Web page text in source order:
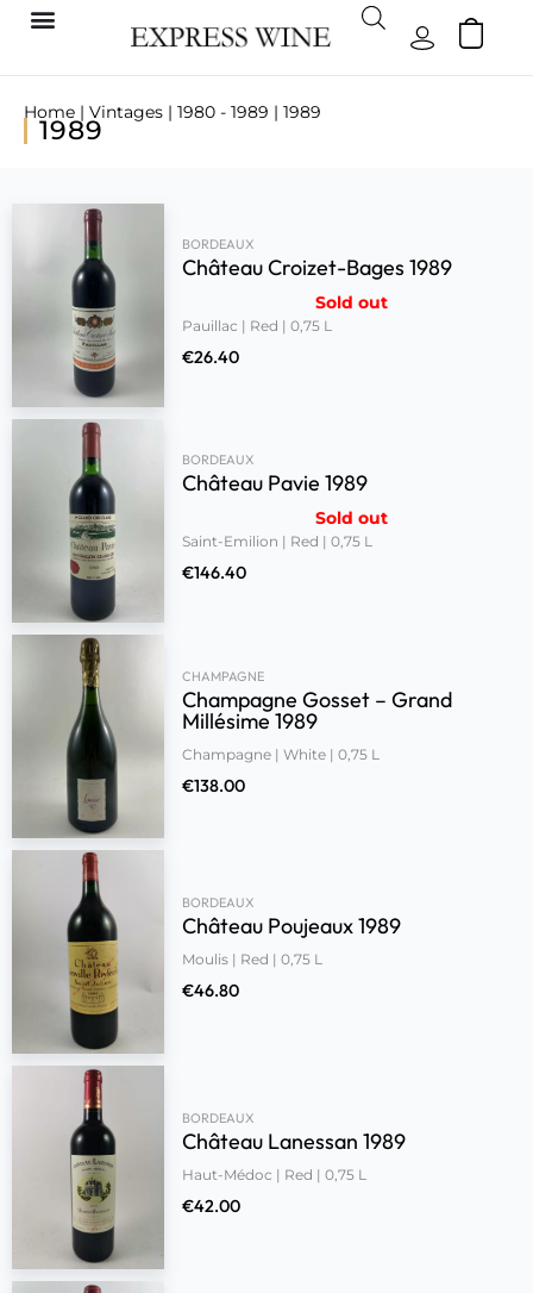
Home | Vintages | 1980 - 1989 | 1989
1989
BORDEAUX
Château Croizet-Bages 1989
Sold out
Pauillac | Red | 0,75 L
€26.40
BORDEAUX
Château Pavie 1989
Sold out
Saint-Emilion | Red | 0,75 L
€146.40
CHAMPAGNE
Champagne Gosset – Grand
Millésime 1989
Champagne | White | 0,75 L
€138.00
BORDEAUX
Château Poujeaux 1989
Moulis | Red | 0,75 L
€46.80
BORDEAUX
Château Lanessan 1989
Haut-Médoc | Red | 0,75 L
€42.00